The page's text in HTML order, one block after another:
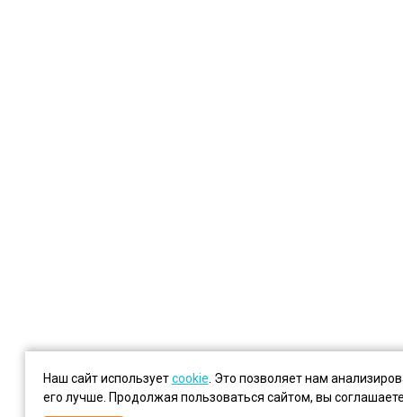
Наш сайт используетcookie . Это позволяет нам
его лучше. Продолжая пользоваться сайтом, вы